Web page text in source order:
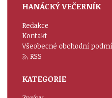
HANÁCKÝ VEČERNÍK
Redakce
Kontakt
Všeobecné obchodní
RSS
KATEGORIE